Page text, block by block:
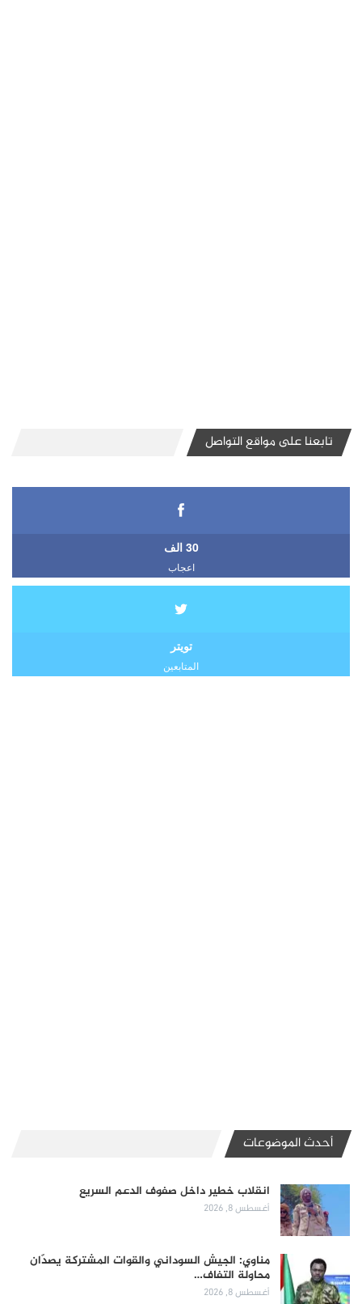
تابعنا على مواقع التواصل
30 الف
اعجاب
تويتر
المتابعين
أحدث الموضوعات
انقلاب خطير داخل صفوف الدعم السريع
أغسطس 8, 2026
مناوي: الجيش السوداني والقوات المشتركة يصدّان
محاولة التفاف…
أغسطس 8, 2026